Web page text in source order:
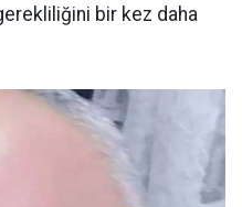
bir kez daha